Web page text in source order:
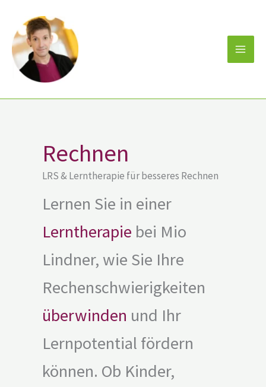
Inhalt
springen
Rechnen
LRS & Lerntherapie für besseres Rechnen
Lernen Sie in einer
Lerntherapie bei Mio
Lindner, wie Sie Ihre
Rechenschwierigkeiten
überwinden und Ihr
Lernpotential fördern
können. Ob Kinder,